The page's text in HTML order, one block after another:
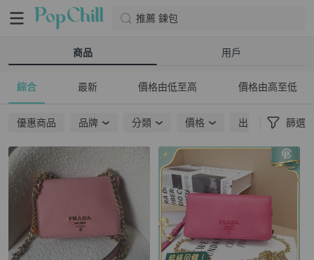
推薦 鍊包
商品 用戶
綜合 最新 價格由低至高 價格由高至低
優惠商品 品牌 分類 價格 出貨地點 篩選